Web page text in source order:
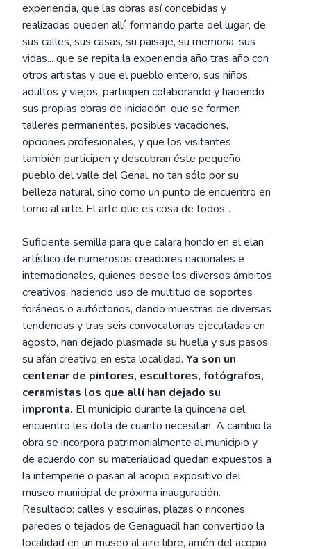
experiencia, que las obras así concebidas y
realizadas queden allí, formando parte del lugar, de
sus calles, sus casas, su paisaje, su memoria, sus
vidas... que se repita la experiencia año tras año con
otros artistas y que el pueblo entero, sus niños,
adultos y viejos, participen colaborando y haciendo
sus propias obras de iniciación, que se formen
talleres permanentes, posibles vacaciones,
opciones profesionales, y que los visitantes
también participen y descubran éste pequeño
pueblo del valle del Genal, no tan sólo por su
belleza natural, sino como un punto de encuentro en
torno al arte. El arte que es cosa de todos”.
Suficiente semilla para que calara hondo en el elan
artístico de numerosos creadores nacionales e
internacionales, quienes desde los diversos ámbitos
creativos, haciendo uso de multitud de soportes
foráneos o autóctonos, dando muestras de diversas
tendencias y tras seis convocatorias ejecutadas en
agosto, han dejado plasmada su huella y sus pasos,
su afán creativo en esta localidad. Ya son un
centenar de pintores, escultores, fotógrafos,
ceramistas los que allí han dejado su
impronta. El municipio durante la quincena del
encuentro les dota de cuanto necesitan. A cambio la
obra se incorpora patrimonialmente al municipio y
de acuerdo con su materialidad quedan expuestos a
la intemperie o pasan al acopio expositivo del
museo municipal de próxima inauguración.
Resultado: calles y esquinas, plazas o rincones,
paredes o tejados de Genaguacil han convertido la
localidad en un museo al aire libre, amén del acopio